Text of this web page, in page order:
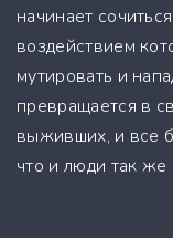
начинает
воздействием
мутировать и
превращается в
выживших, и все
что и люди так